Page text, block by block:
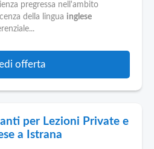
pregressa nell'ambito
della lingua inglese
offerta
per Lezioni Private e
a Istrana